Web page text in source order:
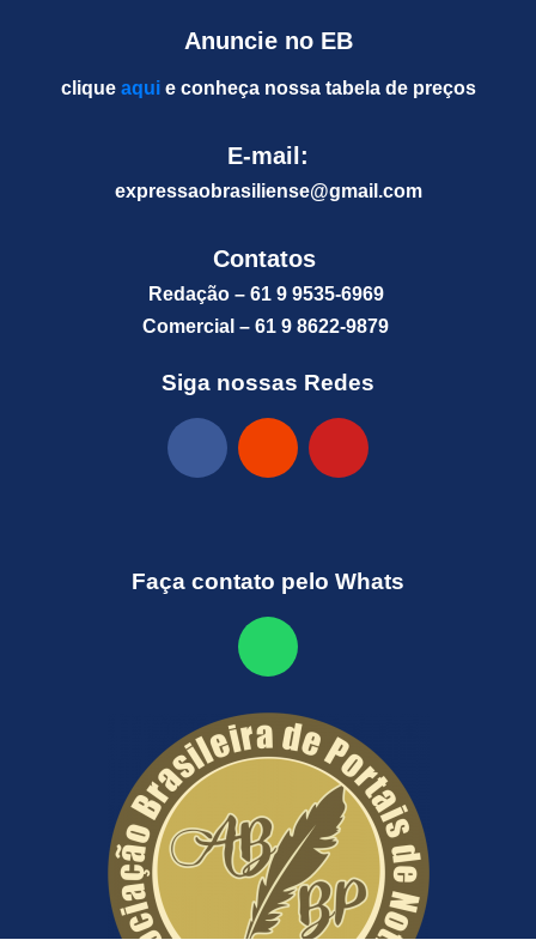
Anuncie no EB
clique aquie conheça nossa tabela de preços
E-mail:
expressaobrasiliense@gmail.com
Contatos
Redação – 61 9 9535-6969
Comercial – 61 9 8622-9879
Siga nossas Redes
Faça contato pelo Whats